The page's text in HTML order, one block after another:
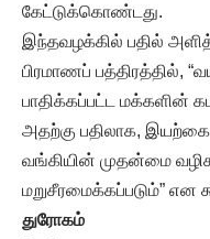
கேட்டுக்கொண்டது.
இந்தவழக்கில் பதில்
பிரமாணப் பத்திரத்தில்,
பாதிக்கப்பட்ட மக்களின்
அதற்கு பதிலாக, இயற்கை
வங்கியின் முதன்மை
மறுசீரமைக்கப்படும்” என
துரோகம்